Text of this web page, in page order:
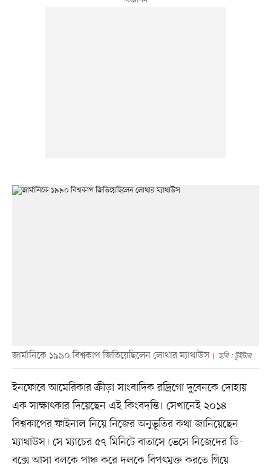
জার্মানিকে ১৯৯০ বিশ্বকাপ জিতিয়েছিলেন লোথার ম্যাথাউস ছবি : টুইটার
ইনফোবে আমেরিকার ক্রীড়া সাংবাদিক রদ্রিগো দুবেনকে দোহায়
এক সাক্ষাৎকার দিয়েছেন এই কিংবদন্তি। সেখানেই ২০১৪
বিশ্বকাপের ফাইনাল নিয়ে নিজের অনুভূতির কথা জানিয়েছেন
ম্যাথাউস। সে ম্যাচের ৫৭ মিনিটে বাতাসে ভেসে নিজেদের ডি-
বক্সে আসা বলকে পাঞ্চ করে দলকে বিপৎমুক্ত করতে গিয়ে